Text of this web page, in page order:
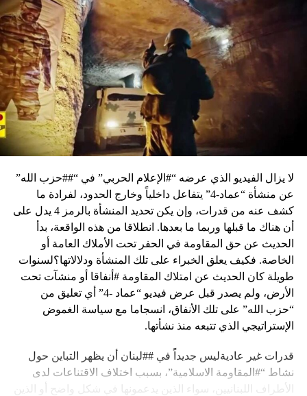
لا يزال الفيديو الذي عرضه “#الإعلام الحربي” في “##حزب الله”
عن منشأة “عماد-4” يتفاعل داخلياً وخارج الحدود، لفرادة ما
كشف عنه من قدرات، وإن يكن تحديد المنشأة بالرمز 4 يدل على
أن هناك ما قبلها وربما ما بعدها. انطلاقا من هذه الواقعة، بدأ
الحديث عن حق المقاومة في الحفر تحت الأملاك العامة أو
الخاصة. فكيف يعلق الخبراء على تلك المنشأة ودلالاتها؟لسنوات
طويلة كان الحديث عن امتلاك المقاومة #أنفاقا أو منشآت تحت
الأرض، ولم يصدر قبل عرض فيديو “عماد -4” أي تعليق من
“حزب الله” على تلك الأنفاق، انسجاما مع سياسة الغموض
الإستراتيجي الذي تتبعه منذ نشأتها.
قدرات غير عاديةليس جديداً في ##لبنان أن يظهر التباين حول
نشاط “#المقاومة الاسلامية”، بسبب اختلاف الاقتناعات لدى
الأطراف اللبنانيين، سواء الذين يدعمونها في شكل واضح أو الذين